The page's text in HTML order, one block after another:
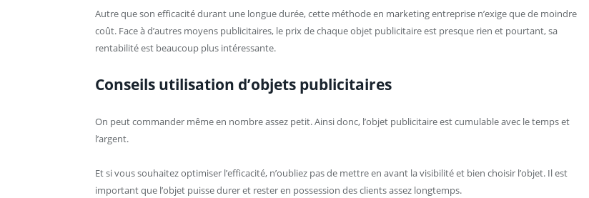
Autre que son efficacité durant une longue durée, cette méthode en marketing entreprise n’exige que de moindre
coût. Face à d’autres moyens publicitaires, le prix de chaque objet publicitaire est presque rien et pourtant, sa
rentabilité est beaucoup plus intéressante.
Conseils utilisation d’objets publicitaires
On peut commander même en nombre assez petit. Ainsi donc, l’objet publicitaire est cumulable avec le temps et
l’argent.
Et si vous souhaitez optimiser l’efficacité, n’oubliez pas de mettre en avant la visibilité et bien choisir l’objet. Il est
important que l’objet puisse durer et rester en possession des clients assez longtemps.